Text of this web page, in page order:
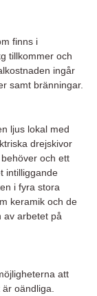
finns i
tillkommer och
ingår
samt bränningar.
ljus lokal med
drejskivor
och ett
intilliggande
i fyra stora
keramik och de
av arbetet på
att
oändliga.